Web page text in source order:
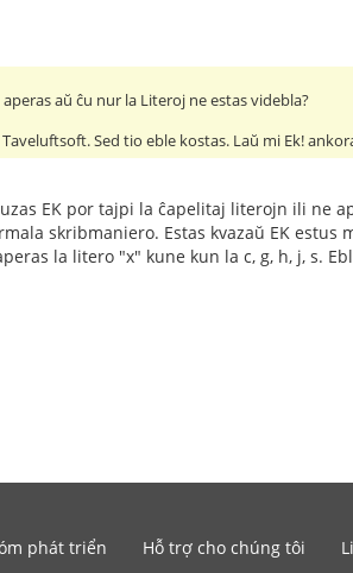
aŭ ĉu nur la Literoj ne estas videbla?
Sed tio eble kostas. Laŭ mi Ek!
EK por tajpi la ĉapelitaj literojn ili ne
skribmaniero. Estas kvazaŭ EK
la litero "x" kune kun la c, g, h, j, s.
phát triển Hỗ trợ cho chúng tôi